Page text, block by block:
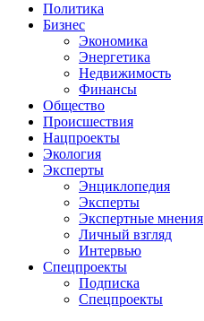
Политика
Бизнес
Экономика
Энергетика
Недвижимость
Финансы
Общество
Происшествия
Нацпроекты
Экология
Эксперты
Энциклопедия
Эксперты
Экспертные мнения
Личный взгляд
Интервью
Спецпроекты
Подписка
Спецпроекты